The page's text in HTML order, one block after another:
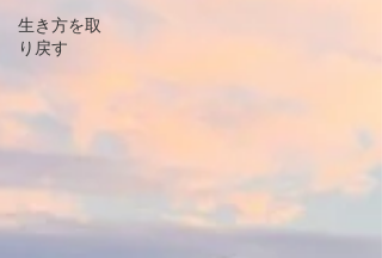
生き方を取
り戻す